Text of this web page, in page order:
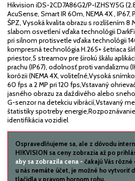
Hikvision iDS-2CD7A86G2/P-IZHSY/5G
AcuSense, Smart IR 60m, NEMA 4X ,
ŠPZ, Vysoká kvalita obrazu s rozlíšením 8
slabom osvetlení vďaka technológii
pri silnom protisvetle vďaka technológii
kompresná technológia H.265+ šetriaca
priestor,5 streamov pre širokú škálu
prachu (IP67), odolnosť proti vandalizmu
korózii (NEMA 4X, voliteľné,Vysoká
60 fps a 2 MP pri 120 fps,Vstavaný
jasného obrazu za daždivého alebo
G-senzor na detekciu vibrácií,Vstavaný
štatistiky spotreby
identifikácia vozidiel
Ospravedlňujeme sa, ale z dôvodu
HIKVISION sa ceny zobrazia až po
aby sa zobrazila cena - čakajú Vás
u nás nemáte účet, je možné ho vytvoriť
tlačidla v pravom hornom rohu.